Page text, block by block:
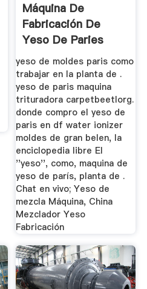
Máquina De
Fabricación De
Yeso De Paries
yeso de moldes paris como
trabajar en la planta de .
yeso de paris maquina
trituradora carpetbeetlorg.
donde compro el yeso de
paris en df water ionizer
moldes de gran belen, la
enciclopedia libre El
''yeso'', como, maquina de
yeso de parís, planta de .
Chat en vivo; Yeso de
mezcla Máquina, China
Mezclador Yeso
Fabricación